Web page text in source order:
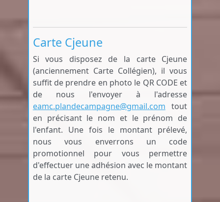
Carte Cjeune
Si vous disposez de la carte Cjeune
(anciennement Carte Collégien), il vous
suffit de prendre en photo le QR CODE et
de nous l'envoyer à l'adresse
eamc.plandecampagne@gmail.com tout
en précisant le nom et le prénom de
l'enfant. Une fois le montant prélevé,
nous vous enverrons un code
promotionnel pour vous permettre
d'effectuer une adhésion avec le montant
de la carte Cjeune retenu.